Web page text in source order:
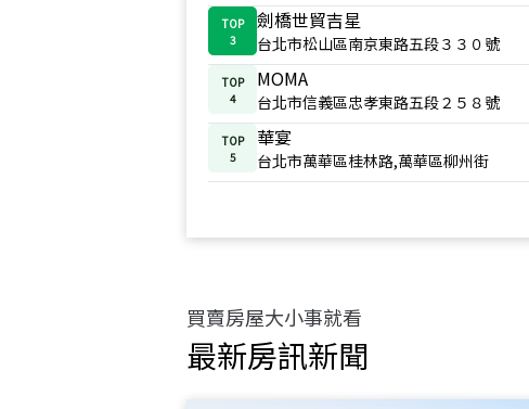
TOP
3
劍橋世貿吉星
台北市松山區南京東路五段３３０號
TOP
4
MOMA
台北市信義區忠孝東路五段２５８號
TOP
5
華宴
台北市萬華區桂林路,萬華區柳州街
買賣房屋大小事就看
最新房訊新聞